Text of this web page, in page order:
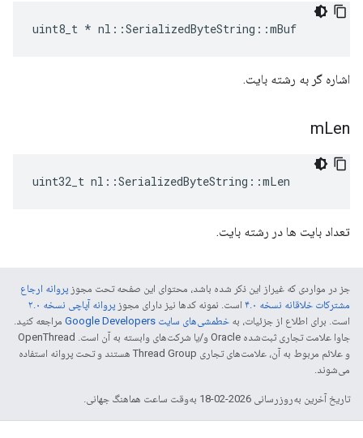
uint8_t * nl::SerializedByteString::mBuf
اشاره گر به رشته بایت.
mLen
uint32_t nl::SerializedByteString::mLen
تعداد بایت ها در رشته بایت.
جز در مواردی که غیراز این ذکر شده باشد، محتوای این صفحه تحت مجوز پروانه ارجاع
مشترکات خلاقانه نسخه ۴.۰
است. نمونه کدها نیز دارای مجوز پروانه آپاچی نسخه ۲.۰
است. برای اطلاع از جزئیات، به خطمشی‌های سایت Google Developers‏
مراجعه کنید.
جاوا علامت تجاری ثبت‌شده Oracle و/یا شرکت‌های وابسته به آن است. ‫OpenThread
و علائم مربوط به آن، علامت‌های تجاری Thread Group هستند و تحت پروانه استفاده
می‌شوند.
تاریخ آخرین به‌روزرسانی 2026-02-18 به‌وقت ساعت هماهنگ جهانی.